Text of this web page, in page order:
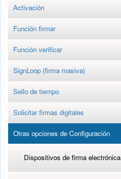
Activación
Función firmar
Función verificar
SignLoop (firma masiva)
Sello de tiempo
Solicitar firmas digitales
Otras opciones de Configuración
Dispositivos de firma electrónica